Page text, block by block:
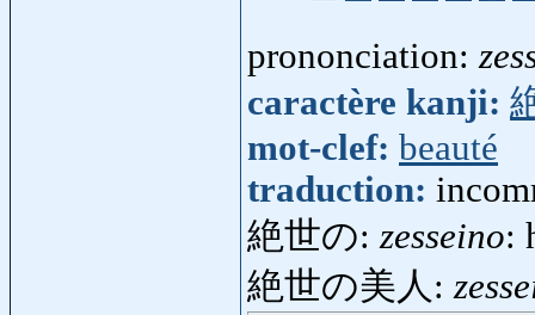
prononciation:
caractère kanji:
mot-clef: beauté
traduction:
絶世の:zesseino:
絶世の美人: